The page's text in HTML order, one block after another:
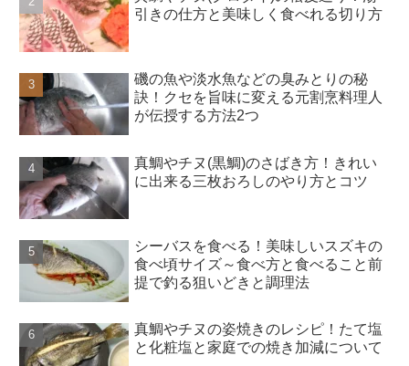
引きの仕方と美味しく食べれる切り方
磯の魚や淡水魚などの臭みとりの秘
訣！クセを旨味に変える元割烹料理人
が伝授する方法2つ
真鯛やチヌ(黒鯛)のさばき方！きれい
に出来る三枚おろしのやり方とコツ
シーバスを食べる！美味しいスズキの
食べ頃サイズ～食べ方と食べること前
提で釣る狙いどきと調理法
真鯛やチヌの姿焼きのレシピ！たて塩
と化粧塩と家庭での焼き加減について